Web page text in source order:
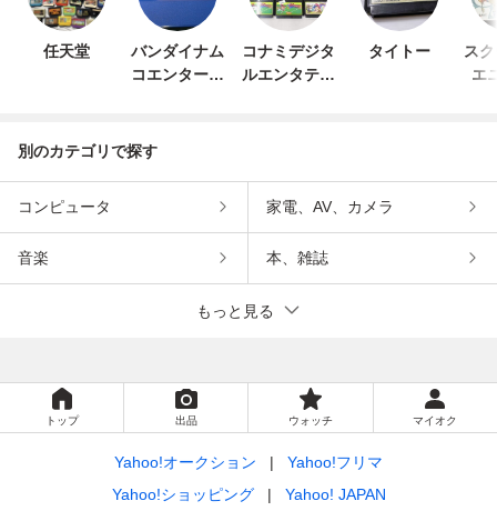
任天堂
バンダイナム
コエンターテ
コナミデジタ
ルエンタテイ
タイトー
ス
エ
別のカテゴリで探す
コンピュータ 家電、AV、カメラ
音楽 本、雑誌
もっと見る
トップ 出品 ウォッチ マイオク
Yahoo!オークション
Yahoo!フリマ
Yahoo!ショッピング
Yahoo! JAPAN